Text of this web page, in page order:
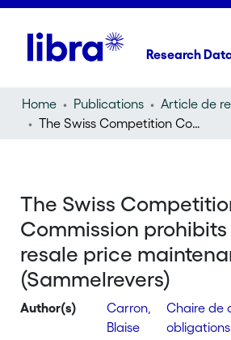
Research
Home Publications
The Swiss Competition Commission prohibits books resale price maintenance (Sammelrevers)
The Swiss
Commission
resale price
(Sammelrevers)
Author(s)
Carron,
Blaise
Chaire de